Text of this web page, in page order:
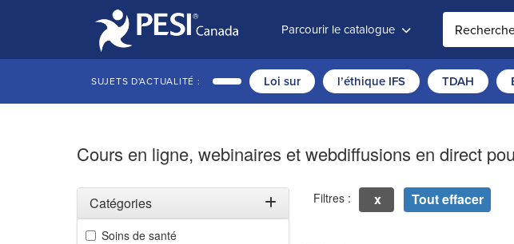
Parcourir le catalogue
SUJETS D'ACTUALITÉ : Loi sur l’éthique IFS TDAH
Cours en ligne, webinaires et webdiffusions en direct
Catégories
Filtrer par catégories
Soins de santé
Filtres : Tout effacer